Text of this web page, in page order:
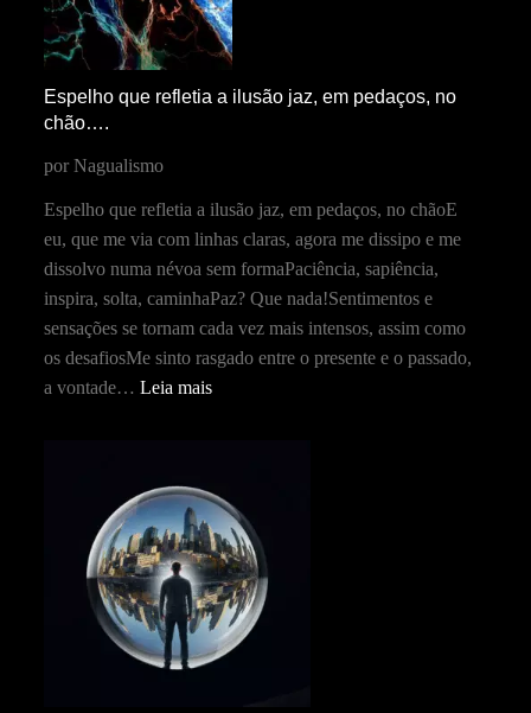
Espelho que refletia a ilusão jaz, em pedaços, no
chão….
por Nagualismo
Espelho que refletia a ilusão jaz, em pedaços, no chãoE
eu, que me via com linhas claras, agora me dissipo e me
dissolvo numa névoa sem formaPaciência, sapiência,
inspira, solta, caminhaPaz? Que nada!Sentimentos e
sensações se tornam cada vez mais intensos, assim como
os desafiosMe sinto rasgado entre o presente e o passado,
a vontade… Leia mais